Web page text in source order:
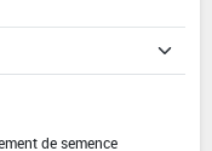
de semence